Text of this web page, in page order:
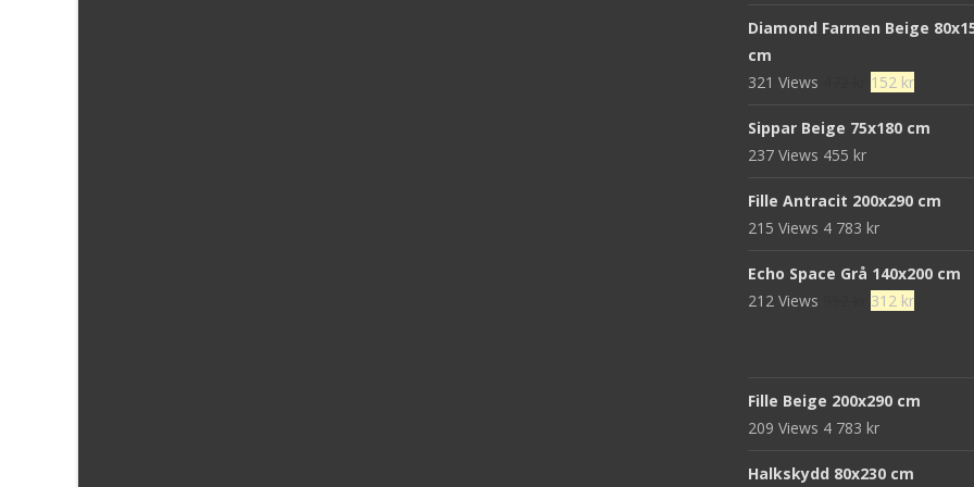
priset
680 kr.
priset
439 kr.
Diamond Farmen Beige
cm
321 Views
Det
priset
152 krDet
priset
Sippar Beige 75x180 cm
237 Views 455 kr
Fille Antracit 200x290 cm
215 Views 4 783 kr
Echo Space Grå 140x200 cm
212 Views
Det
952 kr.
312 krDet
312 kr.
Fille Beige 200x290 cm
209 Views 4 783 kr
Halkskydd 80x230 cm